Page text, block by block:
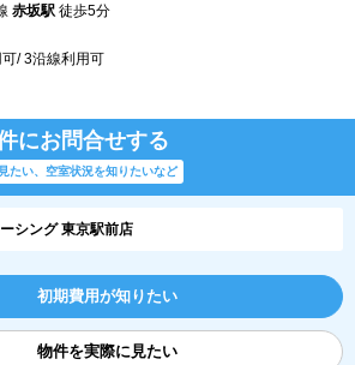
赤坂駅 徒歩5分
/ 3沿線利用可
にお問合せする
たい、空室状況を知りたいなど
シング 東京駅前店
初期費用が知りたい
物件を実際に見たい